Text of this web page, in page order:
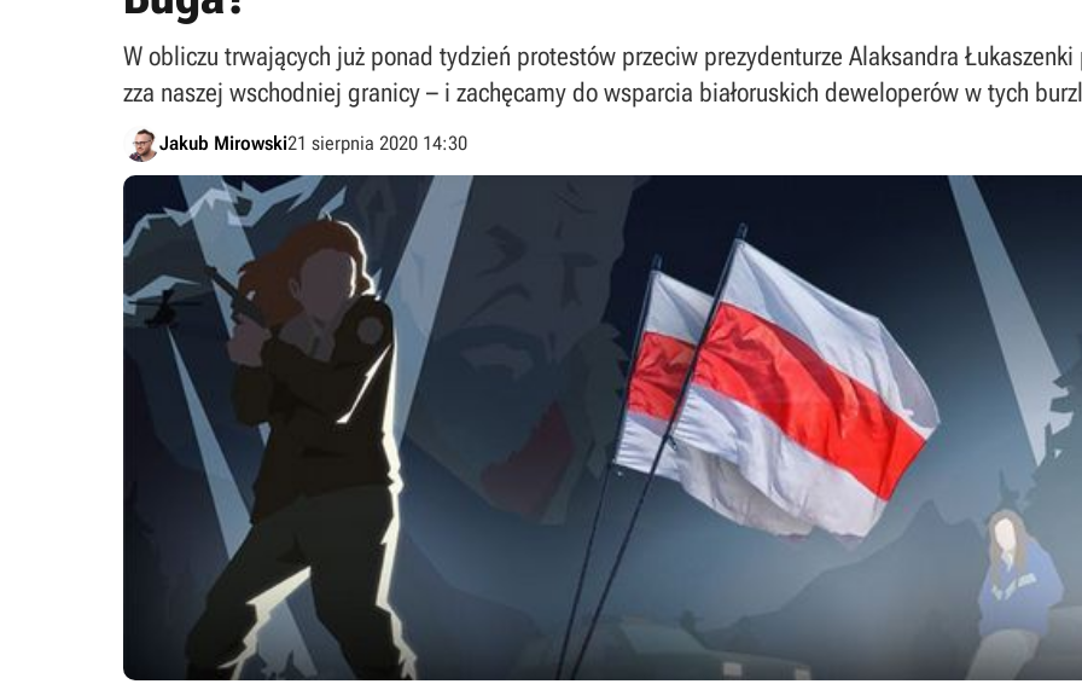
W obliczu trwających już ponad tydzień protestów przeciw prezydenturze Alaksandra
zza naszej wschodniej granicy – i zachęcamy do wsparcia białoruskich deweloperów w tych
Jakub Mirowski21 sierpnia 2020 14:30